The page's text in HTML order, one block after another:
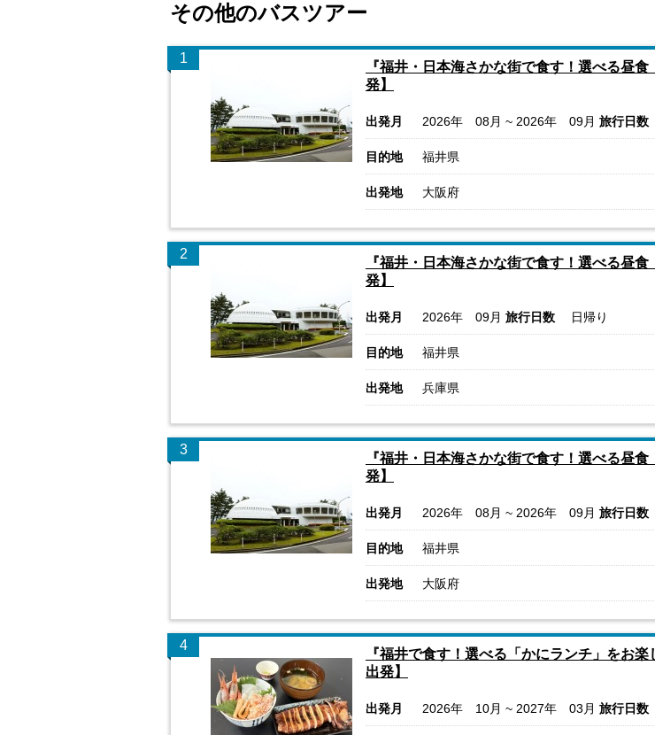
その他のバスツアー
1
『福井・日本海さかな街で食す！選べる
発】
出発月 2026年 08月 ~ 2026年 09月 旅行日数
目的地 福井県
出発地 大阪府
2
『福井・日本海さかな街で食す！選べる
発】
出発月 2026年 09月 旅行日数 日帰り
目的地 福井県
出発地 兵庫県
3
『福井・日本海さかな街で食す！選べる
発】
出発月 2026年 08月 ~ 2026年 09月 旅行日数
目的地 福井県
出発地 大阪府
4
『福井で食す！選べる「かにランチ」をお
出発】
出発月 2026年 10月 ~ 2027年 03月 旅行日数